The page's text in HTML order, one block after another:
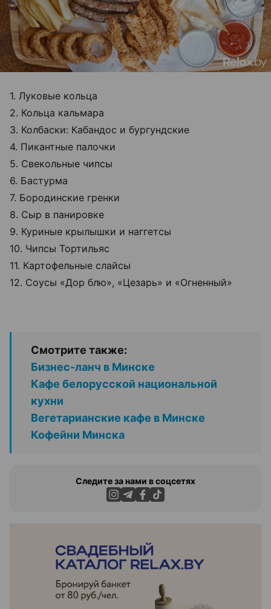
1. Луковые кольца
2. Кольца кальмара
3. Колбаски: Кабандос и бургундские
4. Пикантные палочки
5. Свекольные чипсы
6. Бастурма
7. Бородинские гренки
8. Сыр в панировке
9. Куриные крылышки и наггетсы
10. Чипсы Тортильяс
11. Картофельные слайсы
12. Соусы «Дор блю», «Цезарь» и «Огненный»
Смотрите также:
Бизнес-ланч в Минске
Кафе белорусской национальной
кухни
Вегетарианские кафе в Минске
Кофейни Минска
Следите за нами в соцсетях